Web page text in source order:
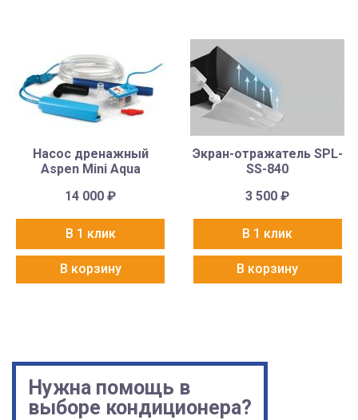
Насос дренажный
Aspen Mini Aqua
14 000₽
В 1 клик
В корзину
Экран-отражатель SPL-
SS-840
3 500₽
В 1 клик
В корзину
Нужна помощь в
выборе кондиционера?